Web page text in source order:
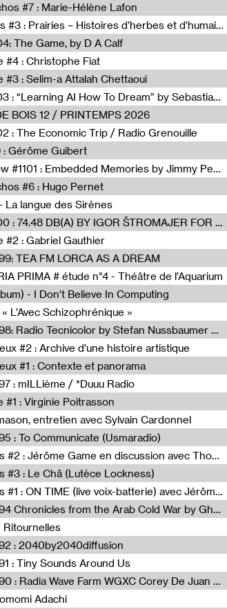
#7 : Marie-Hélène Lafon
Paysages animés #3 : Prairies – Histoires d’herbes et d’humains
The Game, by D A Calf
#4 : Christophe Fiat
#3 : Selim-a Attalah Chettaoui
Radia Show #1103 : “Learning AI How To Dream” by Sebastian Dingens (Radio Campus Bruxelles)
BOIS 12 / PRINTEMPS 2026
: The Economic Trip / Radio Grenouille
Gérôme Guibert
Radia Show Show #1101 : Embedded Memories by Jimmy Peggie / radioart106
#6 : Hugo Pernet
La langue des Sirènes
Radia Show #1100 : 74.48 DB(A) BY IGOR ŠTROMAJER FOR RADIO X
#2 : Gabriel Gauthier
TEA FM LORCA AS A DREAM
PRIMA # étude n°4 - Théâtre de l’Aquarium
- I Don't Believe In Computing
L’Avec Schizophrénique »
Radia Show #1098: Radio Tecnicolor by Stefan Nussbaumer & Georg Zichy (Radio Orange 94.0)
#2 : Archive d'une histoire artistique
#1 : Contexte et panorama
: mILLième / *Duuu Radio
#1 : Virginie Poitrasson
entretien avec Sylvain Cardonnel
: To Communicate (Usmaradio)
Light turbulences #2 : Jérôme Game en discussion avec Thomas Corlin
#3 : Le Châ (Lutèce Lockness)
Light turbulences #1 : ON TIME (live voix-batterie) avec Jérôme Game & Jean-Michel Espitallier
Radia Show #1094 Chronicles from the Arab Cold War by Ghazi Barakat
Ritournelles
: 2040by2040diffusion
: Tiny Sounds Around Us
Radia Show #1090 : Radia Wave Farm WGXC Corey De Juan Sherrard Jr Startalk
Adachi